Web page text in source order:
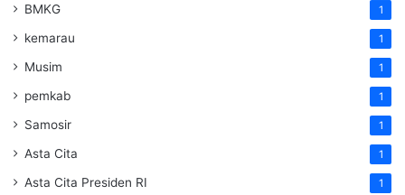
BMKG 1
kemarau 1
Musim 1
pemkab 1
Samosir 1
Asta Cita 1
Asta Cita Presiden RI 1